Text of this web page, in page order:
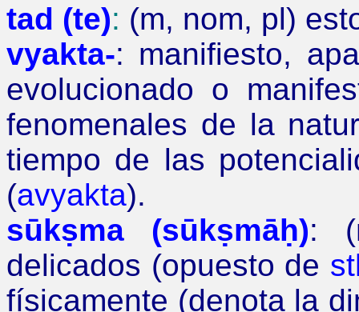
tad (te): (m, nom, pl)
vyakta-: manifiesto,
evolucionado o
fenomenales de la
tiempo de las
(avyakta).
sūkṣma (sūkṣmāḥ):
delicados (opuesto de
físicamente (denota la